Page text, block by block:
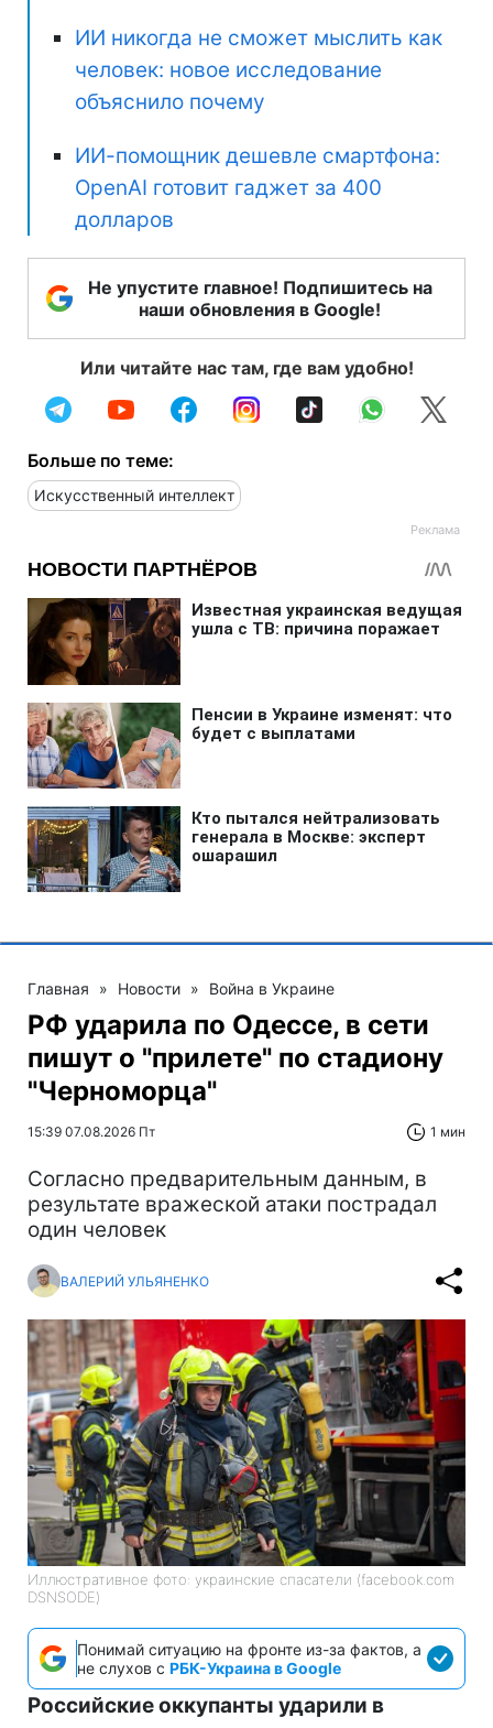
ИИ никогда не сможет мыслить как
человек: новое исследование
объяснило почему
ИИ-помощник дешевле смартфона:
OpenAI готовит гаджет за 400
долларов
Не упустите главное! Подпишитесь на
наши обновления в Google!
Или читайте нас там, где вам удобно!
Больше по теме:
Искусственный интеллект
Главная » Новости » Война в Украине
РФ ударила по Одессе, в сети
пишут о "прилете" по стадиону
"Черноморца"
15:39 07.08.2026 Пт 1 мин
Согласно предварительным данным, в
результате вражеской атаки пострадал
один человек
ВАЛЕРИЙ УЛЬЯНЕНКО
Иллюстративное фото: украинские спасатели (facebook.com
DSNSODE)
Понимай ситуацию на фронте из-за фактов, а
не слухов с РБК-Украина в Google
Российские оккупанты ударили в